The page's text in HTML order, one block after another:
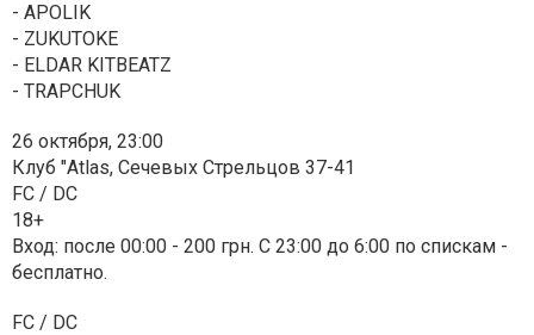
- APOLIK
- ZUKUTOKE
- ELDAR KITBEATZ
- TRAPCHUK
26 октября, 23:00
Клуб "Atlas, Сечевых Стрельцов 37-41
FC / DC
18+
Вход: после 00:00 - 200 грн. С 23:00 до 6:00 по спискам -
бесплатно.
FC / DC